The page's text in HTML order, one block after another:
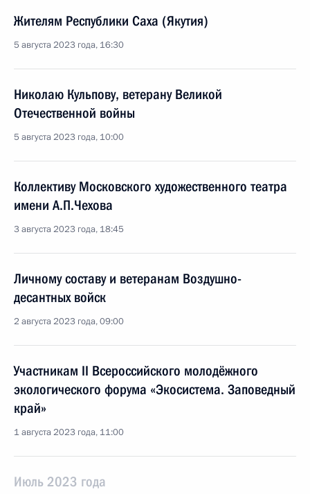
Жителям Республики Саха (Якутия)
5 августа 2023 года, 16:30
Николаю Кульпову, ветерану Великой
Отечественной войны
5 августа 2023 года, 10:00
Коллективу Московского художественного театра
имени А.П.Чехова
3 августа 2023 года, 18:45
Личному составу и ветеранам Воздушно-
десантных войск
2 августа 2023 года, 09:00
Участникам II Всероссийского молодёжного
экологического форума «Экосистема. Заповедный
край»
1 августа 2023 года, 11:00
Июль 2023 года